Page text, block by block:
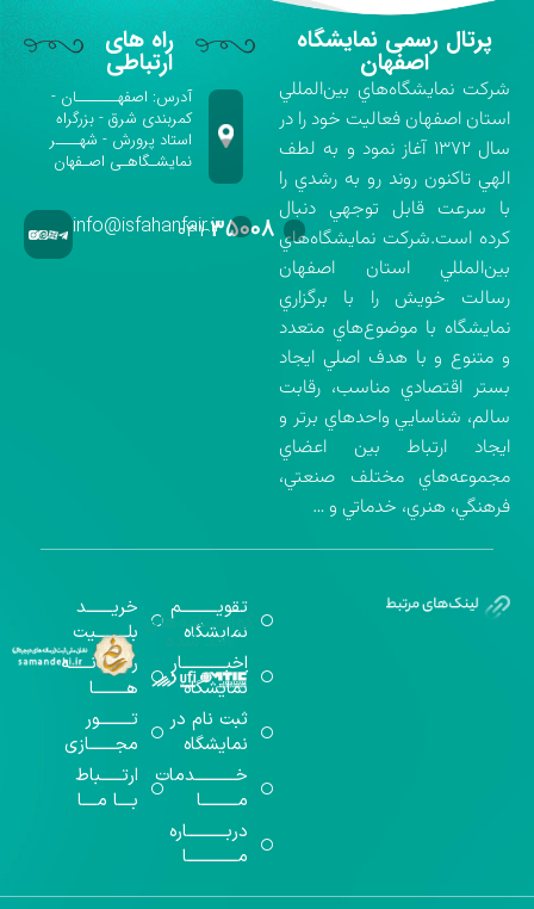
پرتال رسمی نمایشگاه
اصفهان
شركت نمايشگاه‌هاي بين‌المللي
استان اصفهان فعاليت خود را در
سال ۱۳۷۲ آغاز نمود و به لطف
الهي تاكنون روند رو به رشدي را
با سرعت قابل توجهي دنبال
كرده است.شركت نمايشگاه‌هاي
بين‌المللي استان اصفهان
رسالت خويش را با برگزاري
نمايشگاه با موضوع‌هاي متعدد
و متنوع و با هدف اصلي ايجاد
بستر اقتصادي مناسب، رقابت
سالم، شناسايي واحدهاي برتر و
ايجاد ارتباط بين اعضاي
مجموعه‌هاي مختلف صنعتي،
فرهنگي، هنري، خدماتي و …
راه های
ارتباطی
آدرس: اصفهـــــــان -
کمربندی شرق - بزرگراه
استاد پرورش - شهــــر
نمایشـگاهـی اصـفهان
۰۳۱-۳۵۰۰۸info@isfahanfair.ir
تقویــــــــــم
نمایشگاه
اخبــــــــــــار
نمایشگاه
ثبت نام در
نمایشگاه
خـــــــــــدمات
مــــــــــا
دربـــــــــــاره
مــــــــــــــا
خریـــــــد
بلـــــــــیت
رســـــانــــــه
هـــــــــا
تـــــــــور
مجـــــــازی
ارتــــــباط
بــــا مــــا
گواهینامه‌های
اخذ شده